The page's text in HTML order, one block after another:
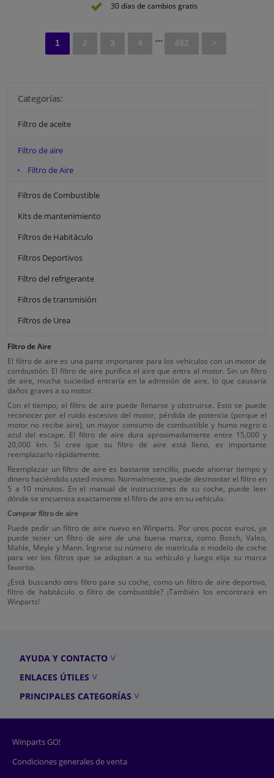
Categorías:
Filtro de aceite
Filtro de aire
Filtro de Aire
Filtros de Combustible
Kits de mantenimiento
Filtros de Habitáculo
Filtros Deportivos
Filtro del refrigerante
Filtros de transmisión
Filtros de Urea
Filtro de Aire
El filtro de aire es una parte importante para los vehículos con un motor de
combustión. El filtro de aire purifica el aire que entra al motor. Sin un filtro
de aire, mucha suciedad entraría en la admisión de aire, lo que causaría
daños graves a su motor.
Con el tiempo, el filtro de aire puede llenarse y obstruirse. Esto se puede
reconocer por el ruido excesivo del motor, pérdida de potencia (porque el
motor no recibe aire), un mayor consumo de combustible y humo negro o
azul del escape. El filtro de aire dura aproximadamente entre 15,000 y
20,000 km. Si cree que su filtro de aire está lleno, es importante
reemplazarlo rápidamente.
Reemplazar un filtro de aire es bastante sencillo, puede ahorrar tiempo y
dinero haciéndolo usted mismo. Normalmente, puede desmontar el filtro en
5 a 10 minutos. En el manual de instrucciones de su coche, puede leer
dónde se encuentra exactamente el filtro de aire en su vehículo.
Comprar filtro de aire
Puede pedir un filtro de aire nuevo en Winparts. Por unos pocos euros, ya
puede tener un filtro de aire de una buena marca, como Bosch, Valeo,
Mahle, Meyle y Mann. Ingrese su número de matrícula o modelo de coche
para ver los filtros que se adaptan a su vehículo y luego elija su marca
favorita.
¿Está buscando otro filtro para su coche, como un filtro de aire deportivo,
filtro de habitáculo o filtro de combustible? ¡También los encontrará en
Winparts!
30 días de cambios gratis
1 2 3 4 ... 492 >
AYUDA Y CONTACTO
ENLACES ÚTILES
PRINCIPALES CATEGORÍAS
Winparts GO!
Condiciones generales de venta